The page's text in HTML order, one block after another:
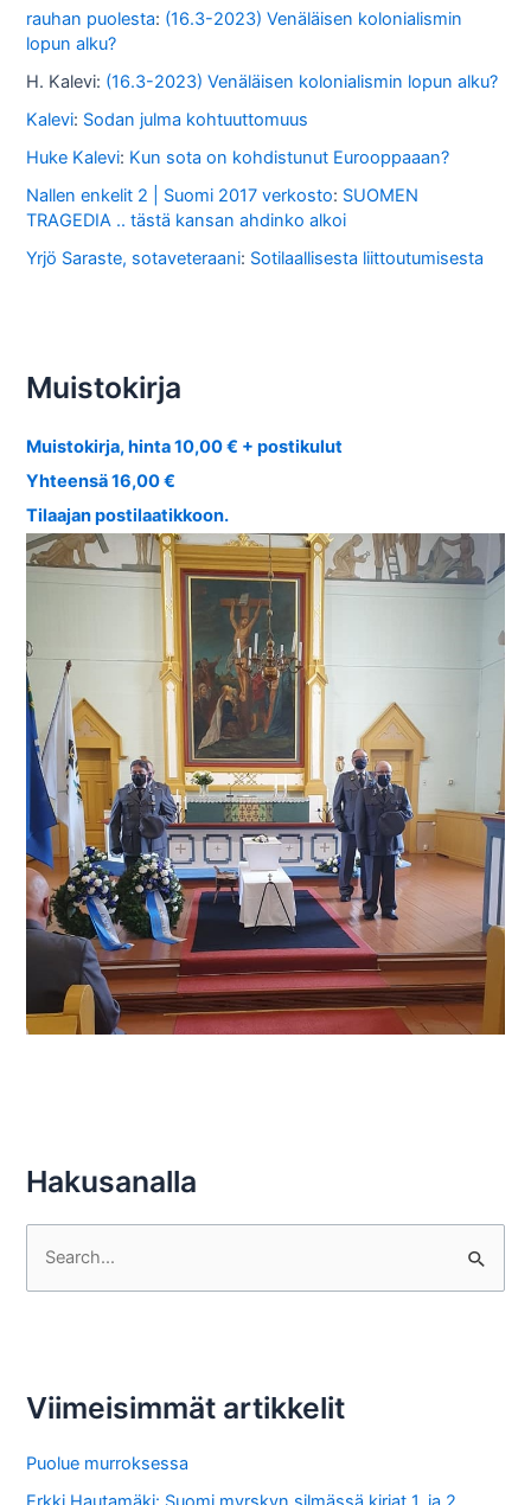
rauhan puolesta: (16.3-2023) Venäläisen kolonialismin
lopun alku?
H. Kalevi: (16.3-2023) Venäläisen kolonialismin lopun alku?
Kalevi: Sodan julma kohtuuttomuus
Huke Kalevi: Kun sota on kohdistunut Eurooppaaan?
Nallen enkelit 2 | Suomi 2017 verkosto: SUOMEN
TRAGEDIA .. tästä kansan ahdinko alkoi
Yrjö Saraste, sotaveteraani: Sotilaallisesta liittoutumisesta
Muistokirja
Muistokirja, hinta 10,00 € + postikulut
Yhteensä 16,00 €
Tilaajan postilaatikkoon.
Hakusanalla
h
Viimeisimmät artikkelit
Puolue murroksessa